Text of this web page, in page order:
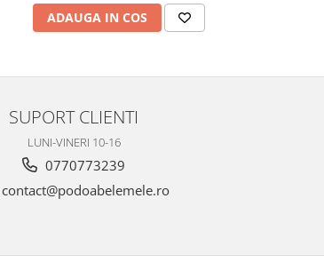
ADAUGA IN COS
SUPORT CLIENTI
LUNI-VINERI 10-16
0770773239
contact@podoabelemele.ro